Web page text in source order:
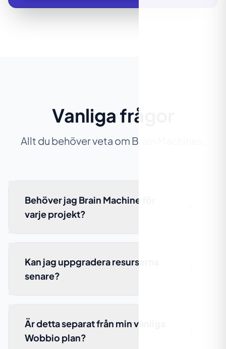
Vanliga frågor
Allt du behöver veta om Brain Machines.
Behöver jag Brain Machine för
varje projekt?
Kan jag uppgradera resurserna
senare?
Är detta separat från min vanliga
Wobbio plan?